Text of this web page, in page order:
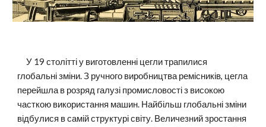
     У 19 столітті у виготовленні цегли трапилися
глобальні зміни. З ручного виробництва ремісників, цегла
перейшла в розряд галузі промисловості з високою
часткою використання машин. Найбільш глобальні зміни
відбулися в самій структурі світу. Величезний зростання